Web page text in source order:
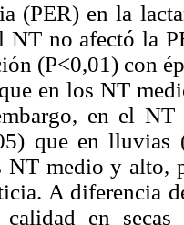
(PER) en la
NT no afectó la
(P<0,01) con
en los NT
en el
que en lluvias
NT medio y alto,
A diferencia
en